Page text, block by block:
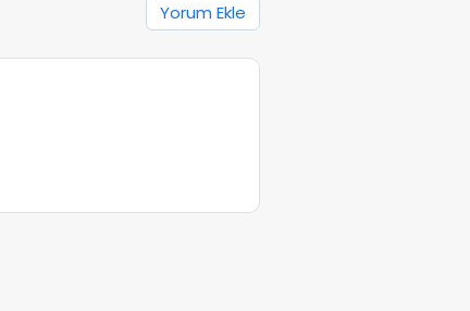
Yorum Ekle